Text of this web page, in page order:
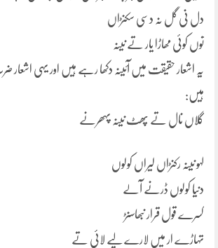
دل نی گل نہ دسی سکنڑاں
توں کوئی مھاڑا یار تے نینہ
یہ اشعار حقیقت میں آئینہ دکھا رہے ہیں اور یہی
ہیں:
گلاں نال تے پھٹ نینہ پہھرنے
لہو نینہ رکنڑاں لیراں کولوں
دنیا کولوں ڈرنے آلے
کسرے قول قرار نبھاسنڑ
تہاڑے ار میں لارے لپے لائی تے